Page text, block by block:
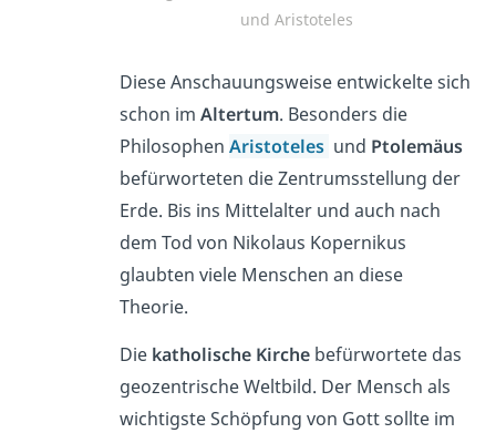
und Aristoteles
Diese Anschauungsweise entwickelte sich
schon im Altertum. Besonders die
Philosophen Aristoteles und Ptolemäus
befürworteten die Zentrumsstellung der
Erde. Bis ins Mittelalter und auch nach
dem Tod von Nikolaus Kopernikus
glaubten viele Menschen an diese
Theorie.
Diekatholische Kirchebefürwortete das
geozentrische Weltbild. Der Mensch als
wichtigste Schöpfung von Gott sollte im